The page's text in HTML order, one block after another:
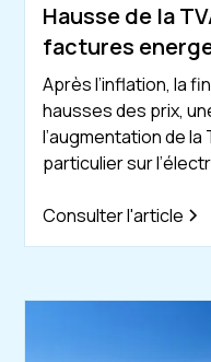
Hausse de la
factures
Après l’inflation, la
hausses des prix,
l’augmentation de
particulier sur
Consulter l'article